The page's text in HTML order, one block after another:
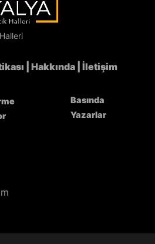
Atlet Çiçek'ten İzmir'de 3
Hakkında İletişim
Basında
Yazarlar